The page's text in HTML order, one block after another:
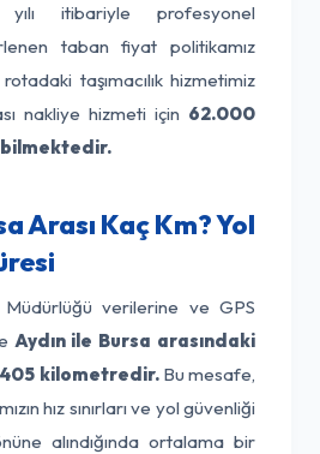
itibariyle profesyonel
taban fiyat politikamız
taşımacılık hizmetimiz
nakliye hizmeti için 62.000
Arası Kaç Km? Yol
Müdürlüğü verilerine ve GPS
Aydın ile Bursa arasındaki
405 kilometredir.Bu mesafe,
hız sınırları ve yol güvenliği
alındığında ortalama bir